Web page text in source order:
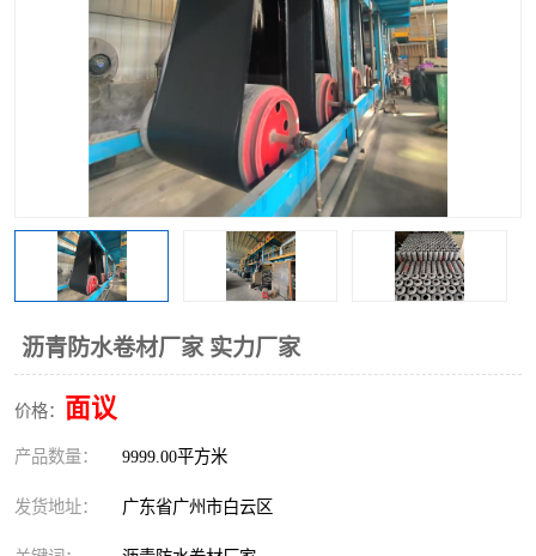
沥青防水卷材厂家 实力厂家
价格： 面议
产品数量： 9999.00平方米
发货地址： 广东省广州市白云区